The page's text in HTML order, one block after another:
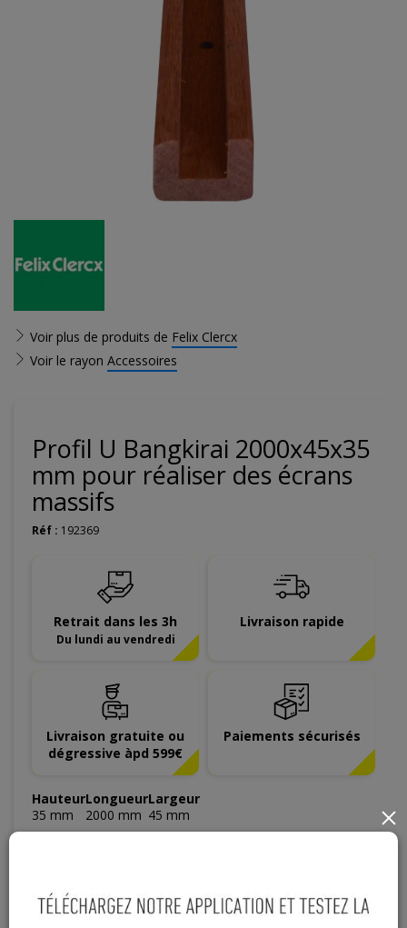
Voir plus de produits de Felix Clercx
Voir le rayon Accessoires
Profil U Bangkirai 2000x45x35
mm pour réaliser des écrans
massifs
Réf : 192369
Retrait dans les 3h
Du lundi au vendredi
Livraison rapide
Livraison gratuite ou
dégressive àpd 599€
Paiements sécurisés
Hauteur
35 mm
Longueur
2000 mm
Largeur
45 mm
- + Ajouter au panier
×